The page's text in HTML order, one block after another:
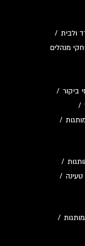
ולבית /
מנהלים
ביקור /
/
/
/
/
/